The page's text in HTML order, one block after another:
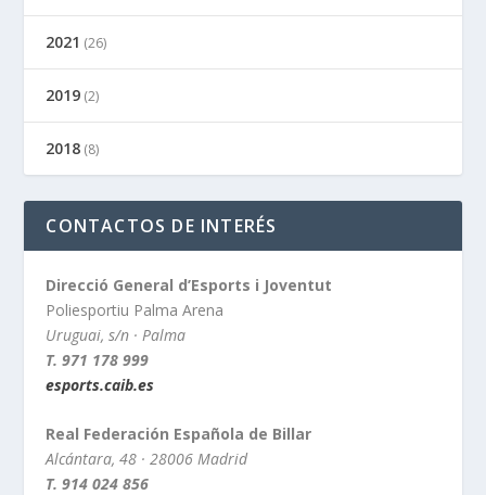
2021 (26)
2019 (2)
2018 (8)
CONTACTOS DE INTERÉS
Direcció General d’Esports i Joventut
Poliesportiu Palma Arena
Uruguai, s/n · Palma
T. 971 178 999
esports.caib.es
Real Federación Española de Billar
Alcántara, 48 · 28006 Madrid
T. 914 024 856